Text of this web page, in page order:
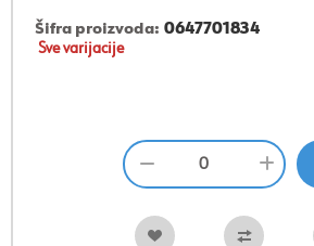
Šifra proizvoda: 0647701834
Sve varijacije